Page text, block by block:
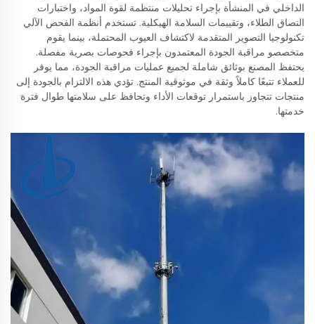
الداخلي في المنشأة بإجراء تحليلات منتظمة لقوة المواد، واختبارات
التصاق الطلاء، وتقييمات السلامة الهيكلية. تستخدم أنظمة الفحص الآلي
تكنولوجيا التصوير المتقدمة لاكتشاف العيوب المحتملة، بينما يقوم
متخصصو مراقبة الجودة المعتمدون بإجراء فحوصات بصرية مفصلة.
يحتفظ المصنع بوثائق شاملة لجميع عمليات مراقبة الجودة، مما يوفر
للعملاء تتبعًا كاملاً وثقة في موثوقية المنتج. تؤدي هذه الالتزام بالجودة إلى
منتجات تتجاوز باستمرار توقعات الأداء وتحافظ على سلامتها طوال فترة
خدمتها.